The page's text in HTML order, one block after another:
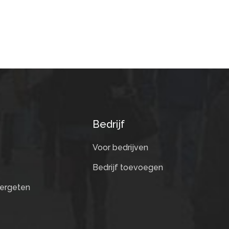
Bedrijf
Voor bedrijven
Bedrijf toevoegen